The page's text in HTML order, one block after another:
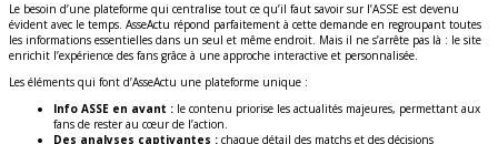
Le besoin d’une plateforme qui centralise tout ce qu’il faut savoir sur l’ASSE est devenu
évident avec le temps. AsseActu répond parfaitement à cette demande en regroupant toutes
les informations essentielles dans un seul et même endroit. Mais il ne s’arrête pas là : le site
enrichit l’expérience des fans grâce à une approche interactive et personnalisée.
Les éléments qui font d’AsseActu une plateforme unique :
Info ASSE en avant : le contenu priorise les actualités majeures, permettant aux
fans de rester au cœur de l’action.
Des analyses captivantes : chaque détail des matchs et des décisions